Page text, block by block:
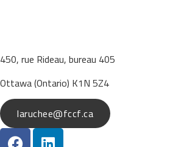
450, rue Rideau, bureau 405
Ottawa (Ontario) K1N 5Z4
laruchee@fccf.ca